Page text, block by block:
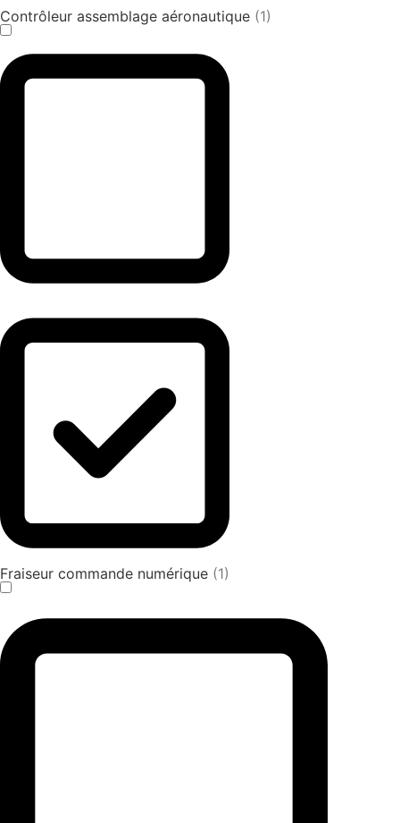
Contrôleur assemblage aéronautique (1)
Fraiseur commande numérique (1)